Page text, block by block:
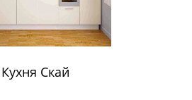
Кухня Скай